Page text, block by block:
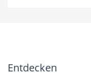
Entdecken